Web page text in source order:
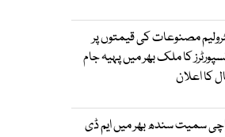
مصنوعات کی قیمتوں پر
کا ملک بھر میں پہیہ جام
کا اعلان
سمیت سندھ بھر میں ایم ڈی